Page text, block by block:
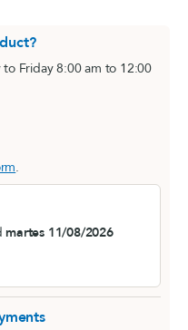
Friday 8:00 am to 12:00
.
martes 11/08/2026